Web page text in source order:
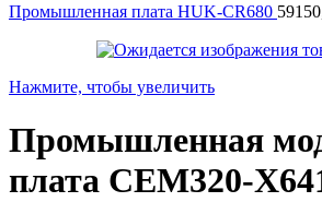
Промышленная плата HUK-CR680
Нажмите, чтобы увеличить
Промышленная
плата CEM320-